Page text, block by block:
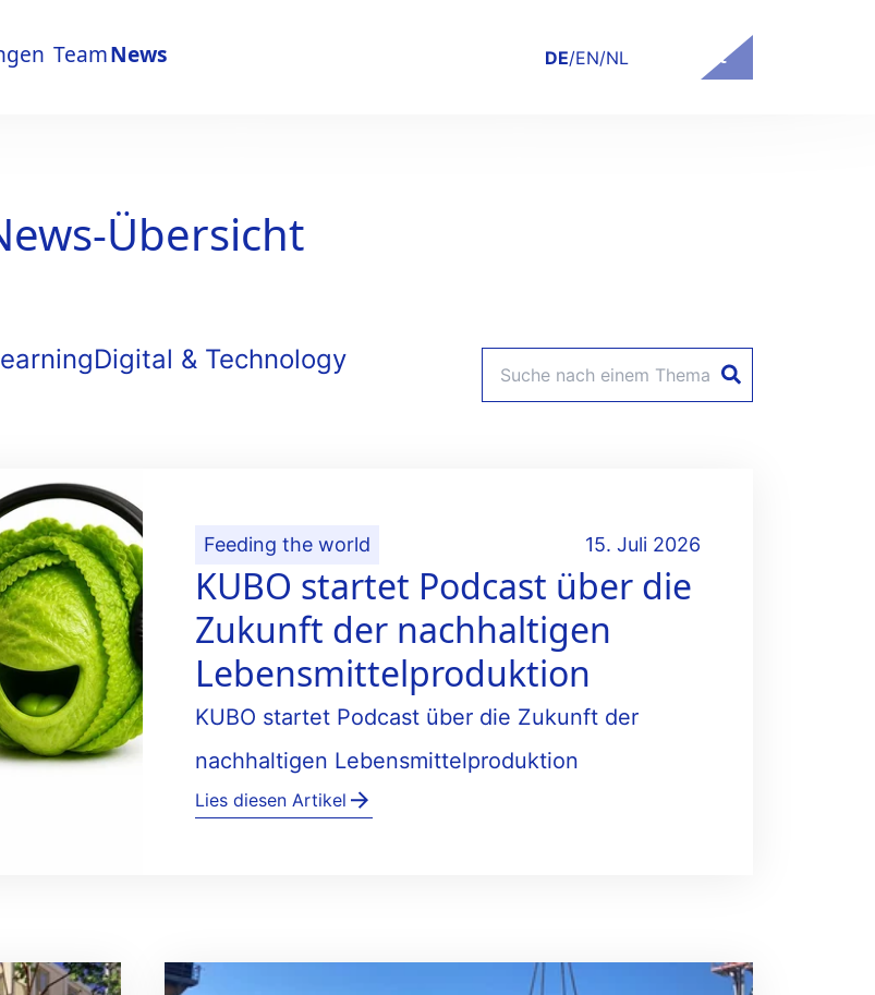
TeamNews
DE/EN/NL Kontakt
Übersicht
Digital & Technology
Feeding the world 15. Juli 2026
KUBO startet Podcast über die
Zukunft der nachhaltigen
Lebensmittelproduktion
KUBO startet Podcast über die Zukunft der
nachhaltigen Lebensmittelproduktion
Lies diesen Artikel